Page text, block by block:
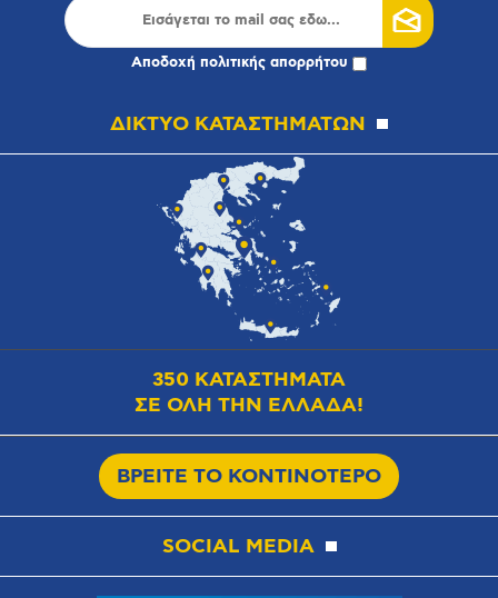
Αποδοχή πολιτικής απορρήτου
ΔΙΚΤΥΟ ΚΑΤΑΣΤΗΜΑΤΩΝ
350 ΚΑΤΑΣΤΗΜΑΤΑ
ΣΕ ΟΛΗ ΤΗΝ ΕΛΛΑΔΑ!
ΒΡΕΙΤΕ ΤΟ ΚΟΝΤΙΝΟΤΕΡΟ
SOCIAL MEDIA